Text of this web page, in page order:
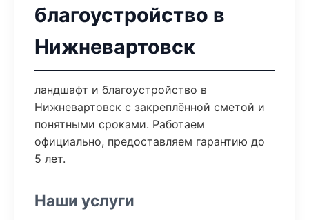
благоустройство в
Нижневартовск
ландшафт и благоустройство в
Нижневартовск с закреплённой сметой и
понятными сроками. Работаем
официально, предоставляем гарантию до
5 лет.
Наши услуги